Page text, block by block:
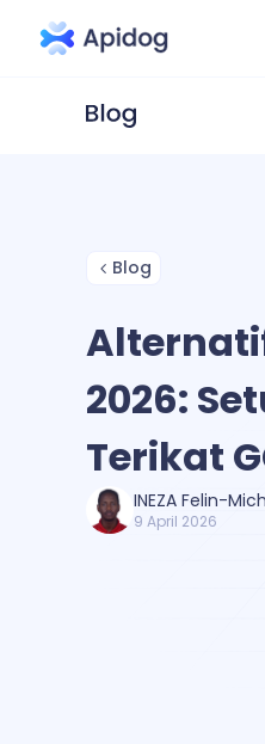
Blog
2026:
Terikat
INEZA Felin-
9 April 2026